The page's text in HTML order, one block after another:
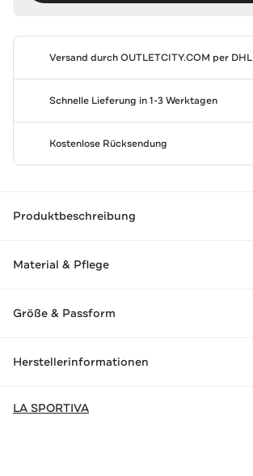
Versand durchOUTLETCITY.COM per DHL
Schnelle Lieferung in 1-3 Werktagen
Kostenlose Rücksendung
Produktbeschreibung
Material & Pflege
Größe & Passform
Herstellerinformationen
LA SPORTIVA